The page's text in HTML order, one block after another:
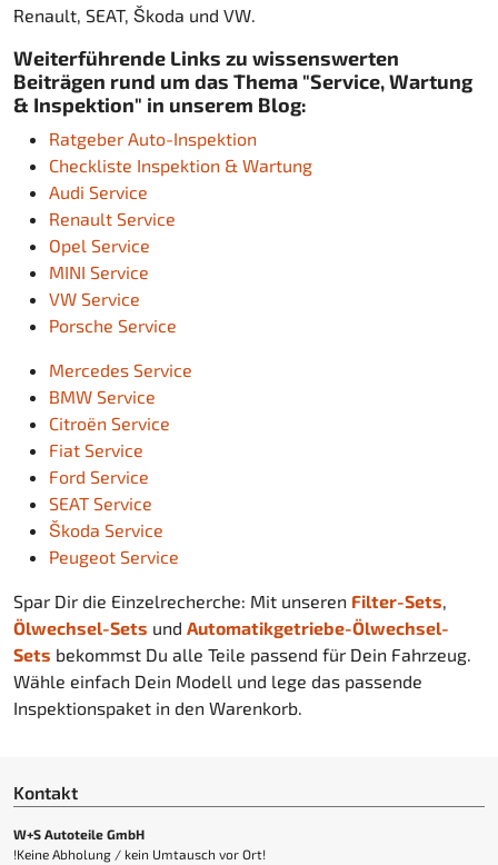
Renault, SEAT, Škoda und VW.
Weiterführende Links zu wissenswerten
Beiträgen rund um das Thema "Service, Wartung
& Inspektion" in unserem Blog:
Ratgeber Auto-Inspektion
Checkliste Inspektion & Wartung
Audi Service
Renault Service
Opel Service
MINI Service
VW Service
Porsche Service
Mercedes Service
BMW Service
Citroën Service
Fiat Service
Ford Service
SEAT Service
Škoda Service
Peugeot Service
Spar Dir die Einzelrecherche: Mit unseren Filter-Sets,
Ölwechsel-Sets und Automatikgetriebe-Ölwechsel-
Sets bekommst Du alle Teile passend für Dein Fahrzeug.
Wähle einfach Dein Modell und lege das passende
Inspektionspaket in den Warenkorb.
Kontakt
W+S Autoteile GmbH
!Keine Abholung / kein Umtausch vor Ort!